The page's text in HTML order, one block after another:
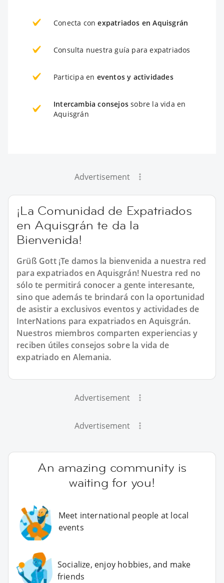
Conecta conexpatriados en Aquisgrán
Consulta nuestra guía para expatriados
Participa en eventos y actividades
Intercambia consejos sobre la vida en
Aquisgrán
Advertisement
¡La Comunidad de Expatriados
en Aquisgrán te da la
Bienvenida!
Grüß Gott ¡Te damos la bienvenida a nuestra red
para expatriados en Aquisgrán! Nuestra red no
sólo te permitirá conocer a gente interesante,
sino que además te brindará con la oportunidad
de asistir a exclusivos eventos y actividades de
InterNations para expatriados en Aquisgrán.
Nuestros miembros comparten experiencias y
reciben útiles consejos sobre la vida de
expatriado en Alemania.
Advertisement
Advertisement
An amazing community is
waiting for you!
Meet international people at local
events
Socialize, enjoy hobbies, and make
friends